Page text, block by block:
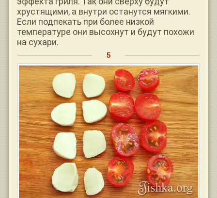
хрустящими, а внутри останутся мягкими.
Если подпекать при более низкой
температуре они высохнут и будут похожи
на сухари.